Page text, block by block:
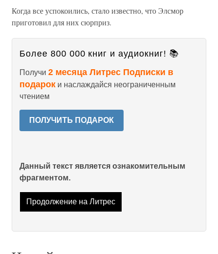
Когда все успокоились, стало известно, что Элсмор
приготовил для них сюрприз.
Более 800 000 книг и аудиокниг! 📚
Получи 2 месяца Литрес Подписки в
подарок и наслаждайся неограниченным
чтением
ПОЛУЧИТЬ ПОДАРОК
Данный текст является ознакомительным
фрагментом.
Продолжение на Литрес